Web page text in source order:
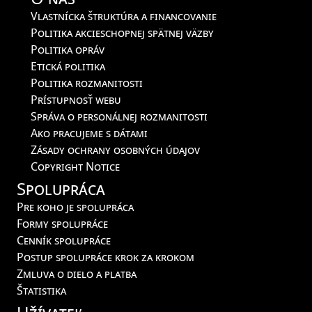
Vlastnícka štruktúra a financovanie
Politika akcieschopnej spätnej väzby
Politika opráv
Etická politika
Politika rozmanitosti
Prístupnosť webu
Správa o personálnej rozmanitosti
Ako pracujeme s dátami
Zásady ochrany osobných údajov
Copyright Notice
Spolupráca
Pre koho je spolupráca
Formy spolupráce
Cenník spolupráce
Postup spolupráce krok za krokom
Zmluva o dielo a platba
Štatistika